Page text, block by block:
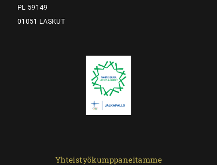
PL 59149
01051 LASKUT
Yhteistyökumppaneitamme